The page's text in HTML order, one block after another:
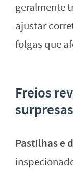
geralmente
ajustar
folgas que
Freios
surpresas
Pastilhas e